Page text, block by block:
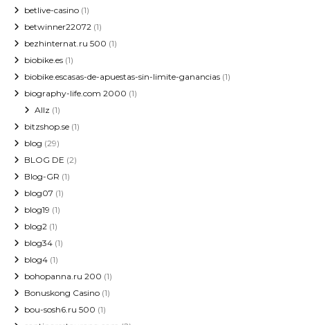
betlive-casino (1)
betwinner22072 (1)
bezhinternat.ru 500 (1)
biobike.es (1)
biobike.escasas-de-apuestas-sin-limite-ganancias (1)
biography-life.com 2000 (1)
Allz (1)
bitzshop.se (1)
blog (29)
BLOG DE (2)
Blog-GR (1)
blog07 (1)
blog19 (1)
blog2 (1)
blog34 (1)
blog4 (1)
bohopanna.ru 200 (1)
Bonuskong Casino (1)
bou-sosh6.ru 500 (1)